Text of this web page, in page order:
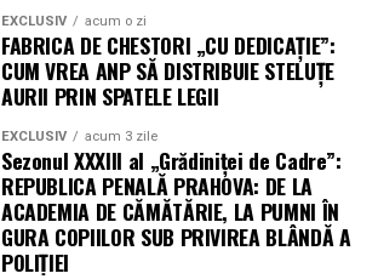
EXCLUSIV acum o zi
FABRICA DE CHESTORI „CU DEDICAȚIE”:
CUM VREA ANP SĂ DISTRIBUIE STELUȚE
AURII PRIN SPATELE LEGII
EXCLUSIV acum 3 zile
Sezonul XXXIII al „Grădiniței de Cadre”:
REPUBLICA PENALĂ PRAHOVA: DE LA
ACADEMIA DE CĂMĂTĂRIE, LA PUMNI ÎN
GURA COPIILOR SUB PRIVIREA BLÂNDĂ A
POLIȚIEI